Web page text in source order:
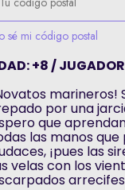
sé mi código postal
+8 /
marineros!
por una
que
las manos
¡pues las
velas con los